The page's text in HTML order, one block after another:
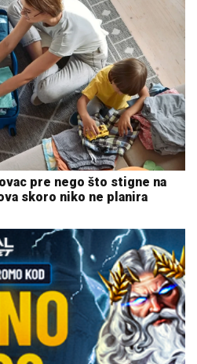
pre nego što stigne na
skoro niko ne planira